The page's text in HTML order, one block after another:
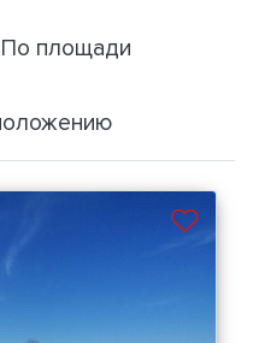
По площади